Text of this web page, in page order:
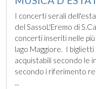
I concerti serali
del SassoL'Eremo di
concerti inseriti nelle
lago Maggiore. I
acquistabili secondo le
secondo i riferimento